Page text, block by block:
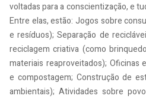
voltadas para a conscientização, e
Entre elas, estão: Jogos sobre
e resíduos); Separação de
reciclagem criativa (como
materiais reaproveitados); Oficinas
e compostagem; Construção de
ambientais); Atividades sobre